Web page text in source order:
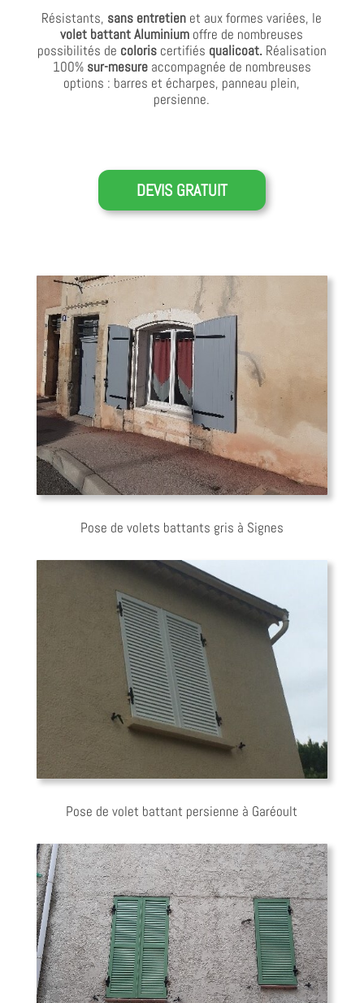
Résistants, sans entretien et aux formes variées, le
volet battant Aluminium offre de nombreuses
possibilités de coloris certifiés qualicoat.Réalisation
100% sur-mesureaccompagnée de nombreuses
options : barres et écharpes, panneau plein,
persienne.
DEVIS GRATUIT
Pose de volets battants gris à Signes
Pose de volet battant persienne à Garéoult